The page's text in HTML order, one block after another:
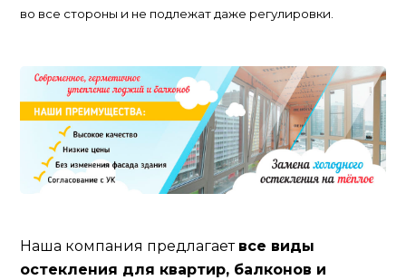
во все стороны и не подлежат даже регулировки.
Наша компания предлагает все виды
остекления для квартир, балконов и